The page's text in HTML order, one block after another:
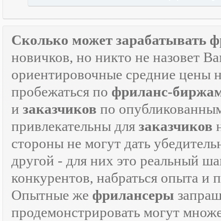
Сколько может зарабатывать
новичков, но никто не назовет
ориентировочные средние цены
пробежаться по фриланс-
и заказчиков по
привлекательны для заказчиков
стороны не могут дать
другой - для них это реальный
конкурентов, набраться опыта и
Опытные же фрилансеры
продемонстрировать могут